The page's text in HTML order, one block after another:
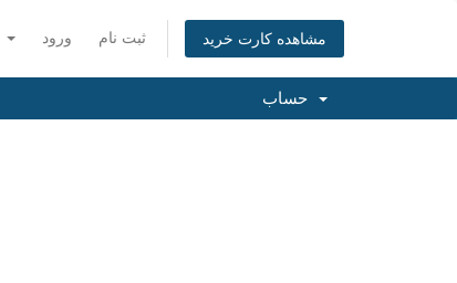
ورود ثبت نام مشاهده کارت خرید